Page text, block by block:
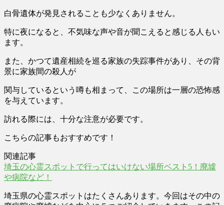
白骨遺体が発見されることも少なくありません。
特に夜になると、 不気味な声や音が聞こえると感じる人 もい
ます。
また、かつて遺産相続を巡る家族の失踪事件があり、その背
景に家族間の殺人が
関与しているという噂も相まって、この場所は一層の恐怖感
を与えています。
訪れる際には、十分な注意が必要です。
こちらの記事もおすすめです！
関連記事
埼玉の心霊スポットで行ってはいけない場所ベスト5！廃墟
や病院など！
埼玉県の心霊スポットはたくさんあります。今回はその中の